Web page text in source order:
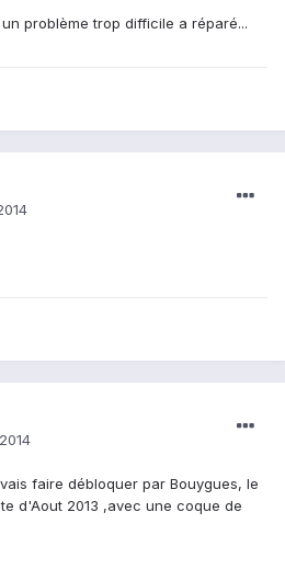
problème trop difficile a réparé...
faire débloquer par Bouygues, le
d'Aout 2013 ,avec une coque de